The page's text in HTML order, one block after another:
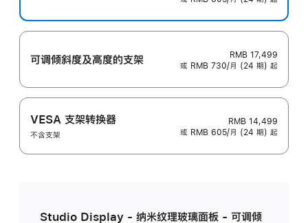
可调倾斜度及高‍度的支‍架
RMB 17,499
或 RMB 730/月 (24 期) 起
VESA 支架转换器
不含支架
RMB 14,499
或 RMB 605/月 (24 期) 起
Studio Display - 纳米纹理玻璃面板 - 可调倾